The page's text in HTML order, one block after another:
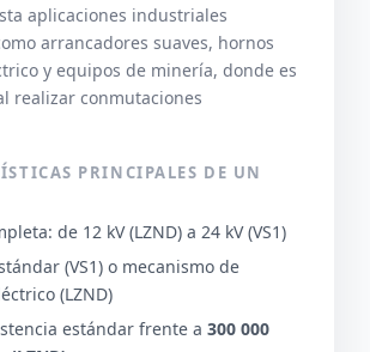
aplicaciones industriales
arrancadores suaves, hornos
y equipos de minería, donde es
realizar conmutaciones
PRINCIPALES DE UN
de 12 kV (LZND) a 24 kV (VS1)
(VS1) o mecanismo de
(LZND)
estándar frente a300 000